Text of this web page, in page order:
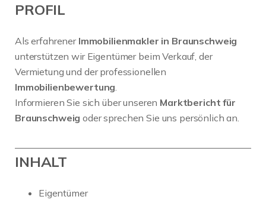
PROFIL
Als erfahrener Immobilienmakler in Braunschweig
unterstützen wir Eigentümer beim Verkauf, der
Vermietung und der professionellen
Immobilienbewertung.
Informieren Sie sich über unseren Marktbericht für
Braunschweig oder sprechen Sie uns persönlich an.
INHALT
Eigentümer